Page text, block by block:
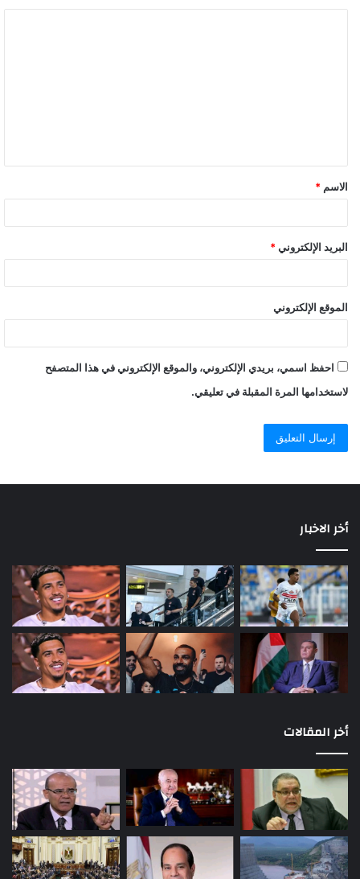
الاسم *
البريد الإلكتروني *
الموقع الإلكتروني
احفظ اسمي، بريدي الإلكتروني، والموقع الإلكتروني في هذا المتصفح
لاستخدامها المرة المقبلة في تعليقي.
أخر الاخبار
أخر المقالات